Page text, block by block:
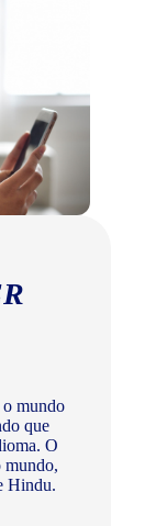
o mundo
que
O
mundo,
Hindu.